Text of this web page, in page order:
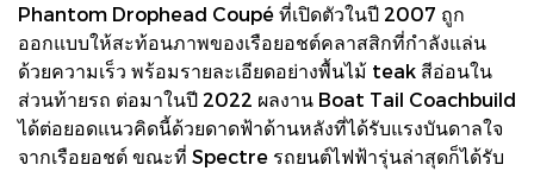
Phantom Drophead Coupé ที่เปิดตัวในปี 2007 ถูก
ออกแบบให้สะท้อนภาพของเรือยอชต์คลาสสิกที่กำลังแล่น
ด้วยความเร็ว พร้อมรายละเอียดอย่างพื้นไม้ teak สีอ่อนใน
ส่วนท้ายรถ ต่อมาในปี 2022 ผลงาน Boat Tail Coachbuild
ได้ต่อยอดแนวคิดนี้ด้วยดาดฟ้าด้านหลังที่ได้รับแรงบันดาลใจ
จากเรือยอชต์ ขณะที่ Spectre รถยนต์ไฟฟ้ารุ่นล่าสุดก็ได้รับ